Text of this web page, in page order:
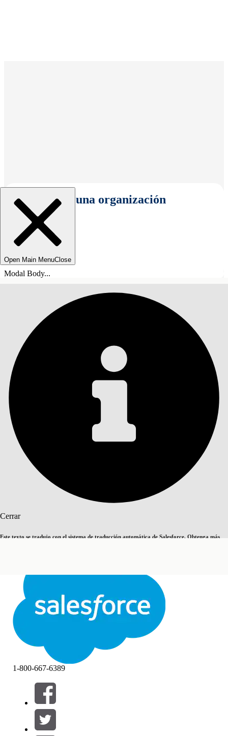
Seleccionar una organización
Open Main MenuClose
Modal Body...
Cerrar
Este texto se tradujo con el sistema de traducción automática de Salesforce. Obtenga más
Cerrar Cerrar
Índice de materias
ÍNDICE DE MATERIAS
Buscar
Filtros (0)
SELECCIONAR FILTROS
Área de productos
1-800-667-6389